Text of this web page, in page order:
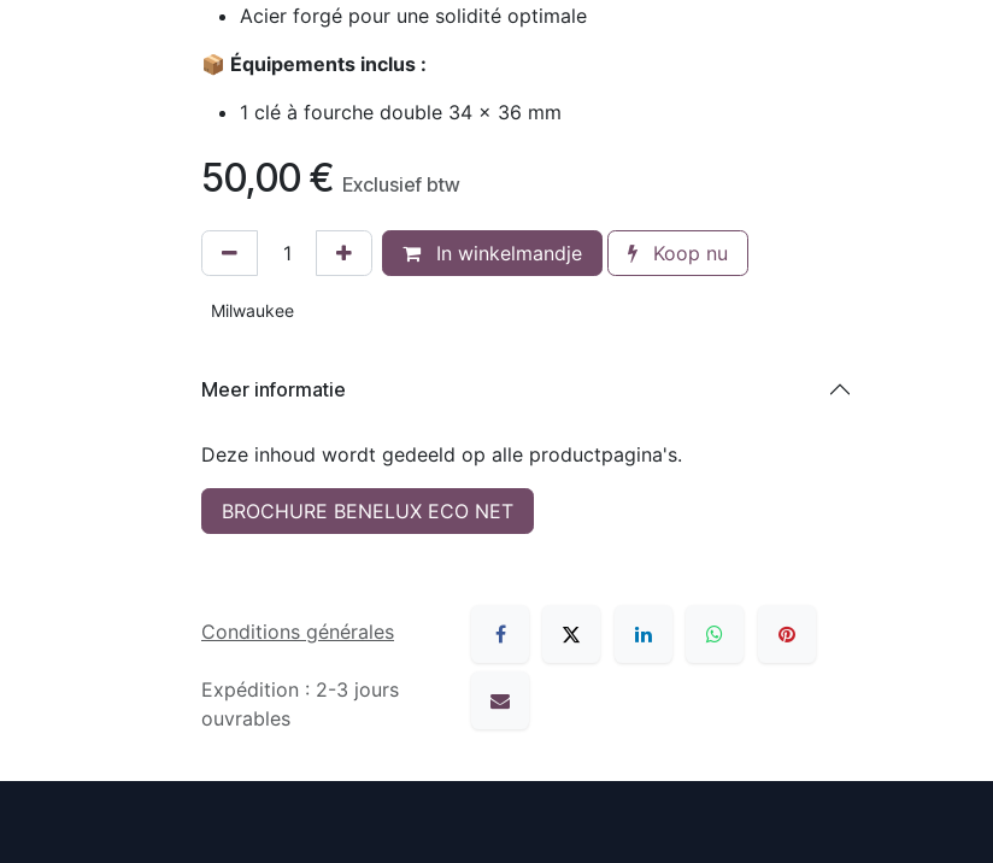
Acier forgé pour une solidité optimale
📦 Équipements inclus :
1 clé à fourche double 34 × 36 mm
50,00 € Exclusief btw
In winkelmandje Koop nu
Milwaukee
Meer informatie
Deze inhoud wordt gedeeld op alle productpagina's.
BROCHURE BENELUX ECO NET
Conditions générales
Expédition : 2-3 jours
ouvrables